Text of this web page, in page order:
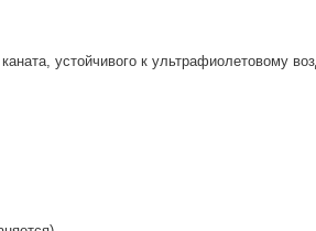
устойчивого к ультрафиолетовому